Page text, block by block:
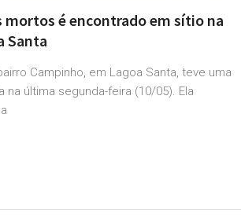
mortos é encontrado em sítio na
Santa
Campinho, em Lagoa Santa, teve uma
na última segunda-feira (10/05). Ela